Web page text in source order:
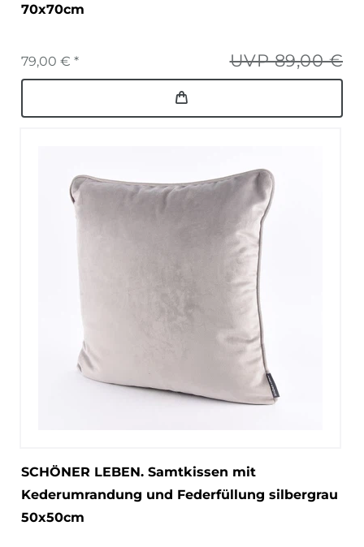
70x70cm
UVP 89,00 €
79,00 € *
SCHÖNER LEBEN. Samtkissen mit
Kederumrandung und Federfüllung silbergrau
50x50cm